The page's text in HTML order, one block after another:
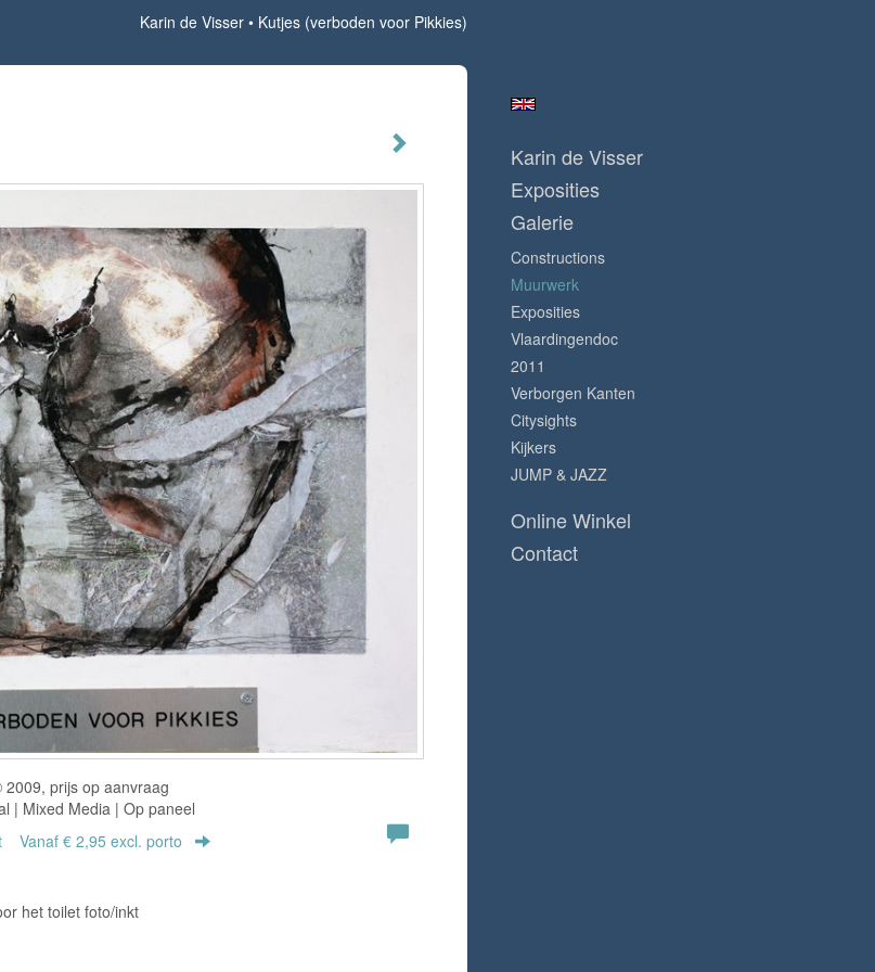
Karin de Visser Kutjes (verboden voor Pikkies)
prijs op aanvraag
| Mixed Media | Op paneel
Vanaf € 2,95 excl. porto
het toilet foto/inkt
Karin de Visser
Exposities
Galerie
Constructions
Muurwerk
Exposities
Vlaardingendoc
2011
Verborgen Kanten
Citysights
Kijkers
JUMP & JAZZ
Online Winkel
Contact